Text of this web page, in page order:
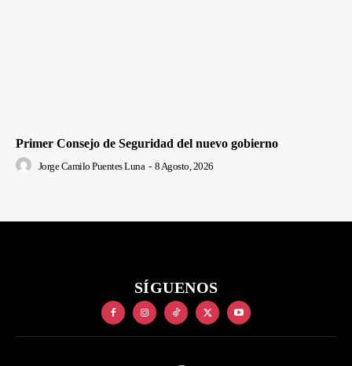
Primer Consejo de Seguridad del nuevo gobierno
Jorge Camilo Puentes Luna - 8 Agosto, 2026
SÍGUENOS